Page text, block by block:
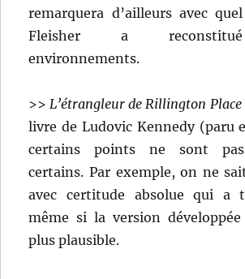
remarquera d’ailleurs avec
Fleisher a
environnements.
>>L’étrangleur de Rillington Place
livre de Ludovic Kennedy (paru
certains points ne sont pas
certains. Par exemple, on ne
avec certitude absolue qui a
même si la version
plus plausible.